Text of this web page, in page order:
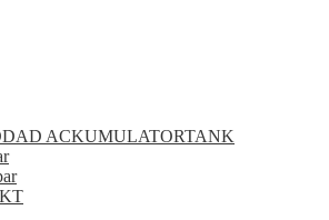
ACKUMULATORTANK